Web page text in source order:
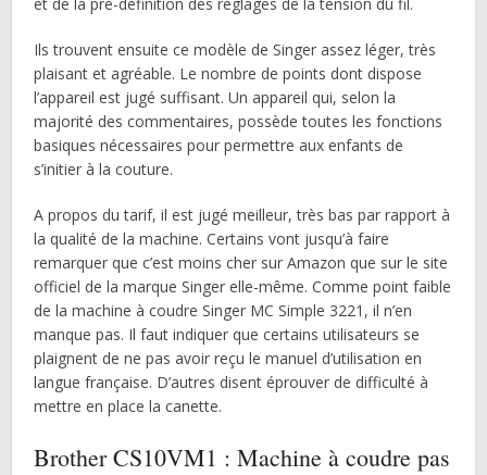
Ils trouvent ensuite ce modèle de Singer assez léger, très
plaisant et agréable. Le nombre de points dont dispose
l’appareil est jugé suffisant. Un appareil qui, selon la
majorité des commentaires, possède toutes les fonctions
basiques nécessaires pour permettre aux enfants de
s’initier à la couture.
A propos du tarif, il est jugé meilleur, très bas par rapport à
la qualité de la machine. Certains vont jusqu’à faire
remarquer que c’est moins cher sur Amazon que sur le site
officiel de la marque Singer elle-même. Comme point faible
de la machine à coudre Singer MC Simple 3221, il n’en
manque pas. Il faut indiquer que certains utilisateurs se
plaignent de ne pas avoir reçu le manuel d’utilisation en
langue française. D’autres disent éprouver de difficulté à
mettre en place la canette.
Brother CS10VM1 : Machine à coudre pas